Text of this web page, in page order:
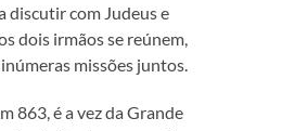
discutir com Judeus e
dois irmãos se reúnem,
missões juntos.
863, é a vez da Grande